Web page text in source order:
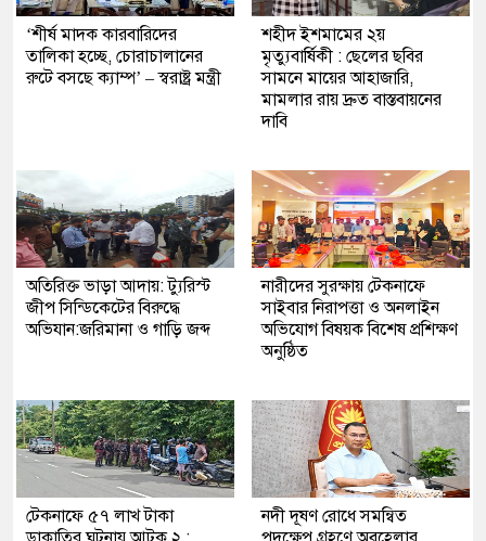
‘শীর্ষ মাদক কারবারিদের
তালিকা হচ্ছে, চোরাচালানের
রুটে বসছে ক্যাম্প’ – স্বরাষ্ট্র মন্ত্রী
শহীদ ইশমামের ২য়
মৃত্যুবার্ষিকী : ছেলের ছবির
সামনে মায়ের আহাজারি,
মামলার রায় দ্রুত বাস্তবায়নের
দাবি
অতিরিক্ত ভাড়া আদায়: ট্যুরিস্ট
জীপ সিন্ডিকেটের বিরুদ্ধে
অভিযান:জরিমানা ও গাড়ি জব্দ
নারীদের সুরক্ষায় টেকনাফে
সাইবার নিরাপত্তা ও অনলাইন
অভিযোগ বিষয়ক বিশেষ প্রশিক্ষণ
অনুষ্ঠিত
টেকনাফে ৫৭ লাখ টাকা
নদী দূষণ রোধে সমন্বিত